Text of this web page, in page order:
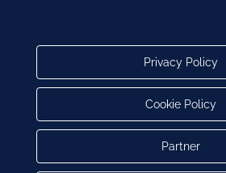
Privacy Policy
Cookie Policy
Partner